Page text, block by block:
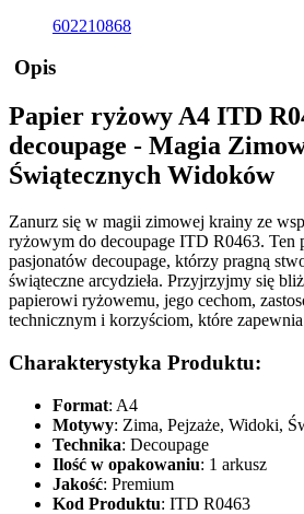
602210868
Opis
Papier ryżowy A4 ITD
decoupage - Magia
Świątecznych Widoków
Zanurz się w magii zimowej krainy ze
ryżowym do decoupage ITD R0463. Ten
pasjonatów decoupage, którzy pragną
świąteczne arcydzieła. Przyjrzyjmy się
papierowi ryżowemu, jego cechom,
technicznym i korzyściom, które
Charakterystyka Produktu:
Format: A4
Motywy: Zima, Pejzaże, Widoki,
Technika: Decoupage
Ilość w opakowaniu: 1 arkusz
Jakość: Premium
Kod Produktu: ITD R0463